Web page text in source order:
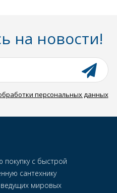
на новости!
персональных данных
покупку с быстрой
сантехнику
мировых